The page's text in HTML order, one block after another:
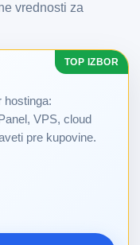
vrednosti za
hostinga:
VPS, cloud
pre kupovine.